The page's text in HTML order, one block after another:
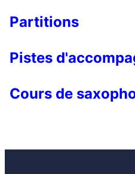
Partitions
Pistes
Cours de